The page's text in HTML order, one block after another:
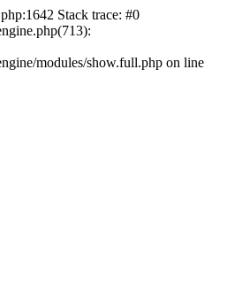
Stack trace: #0
modules/show.full.php on line